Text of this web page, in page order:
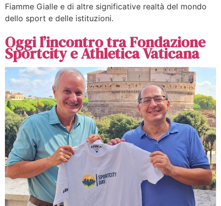
Fiamme Gialle e di altre significative realtà del mondo
dello sport e delle istituzioni.
Oggi l’incontro tra Fondazione
Sportcity e Athletica Vaticana